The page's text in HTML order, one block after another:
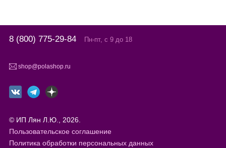
8 (800) 775-29-84 Пн-пт, с 9 до 18
shop@polashop.ru
© ИП Лян Л.Ю., 2026.
Пользовательское соглашение
Политика обработки персональных данных